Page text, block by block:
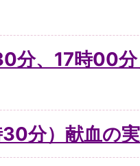
分、17時00
30分）献血の